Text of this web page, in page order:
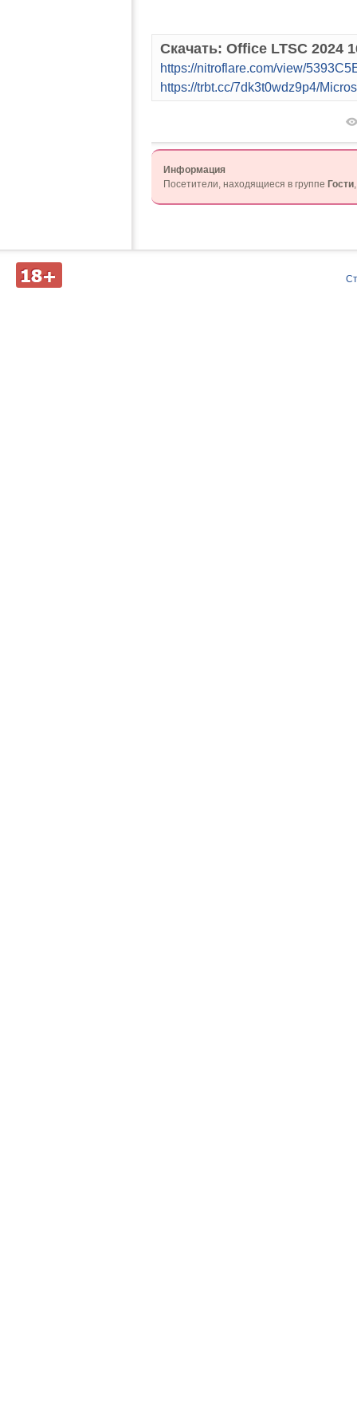
Скачать: Office LTSC 2024
https://nitroflare.com/view/
https://trbt.cc/7dk3t0wdz9p4/
Информация
Посетители, находящиеся в группе Гости